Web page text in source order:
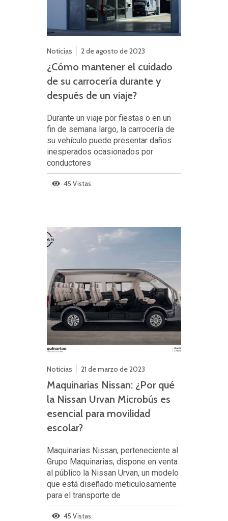
Noticias 2 de agosto de 2023
¿Cómo mantener el cuidado
de su carrocería durante y
después de un viaje?
Durante un viaje por fiestas o en un
fin de semana largo, la carrocería de
su vehículo puede presentar daños
inesperados ocasionados por
conductores
45 Vistas
Noticias 21 de marzo de 2023
Maquinarias Nissan: ¿Por qué
la Nissan Urvan Microbús es
esencial para movilidad
escolar?
Maquinarias Nissan, perteneciente al
Grupo Maquinarias, dispone en venta
al público la Nissan Urvan, un modelo
que está diseñado meticulosamente
para el transporte de
45 Vistas